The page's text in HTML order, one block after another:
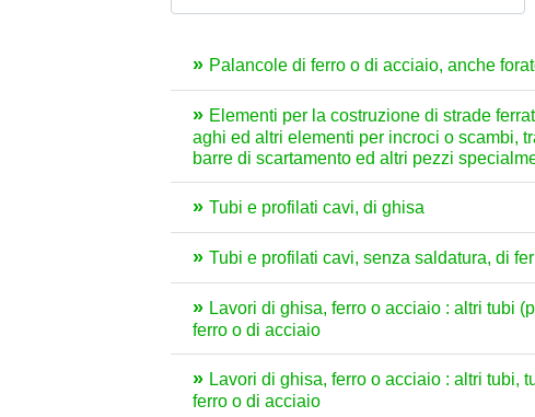
Palancole di ferro o di acciaio, anche
Elementi per la costruzione di strade
aghi ed altri elementi per incroci o scambi,
barre di scartamento ed altri pezzi
Tubi e profilati cavi, di ghisa
Tubi e profilati cavi, senza saldatura, di
Lavori di ghisa, ferro o acciaio : altri tubi
ferro o di acciaio
Lavori di ghisa, ferro o acciaio : altri tubi,
ferro o di acciaio